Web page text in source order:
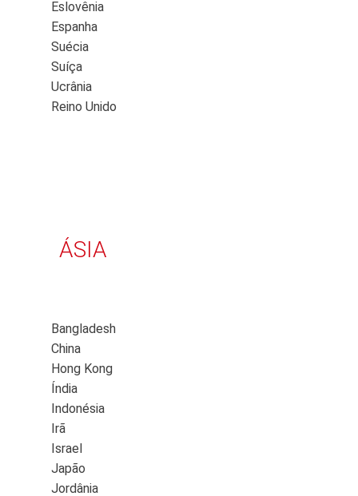
Eslovênia
Espanha
Suécia
Suíça
Ucrânia
Reino Unido
ÁSIA
Bangladesh
China
Hong Kong
Índia
Indonésia
Irã
Israel
Japão
Jordânia